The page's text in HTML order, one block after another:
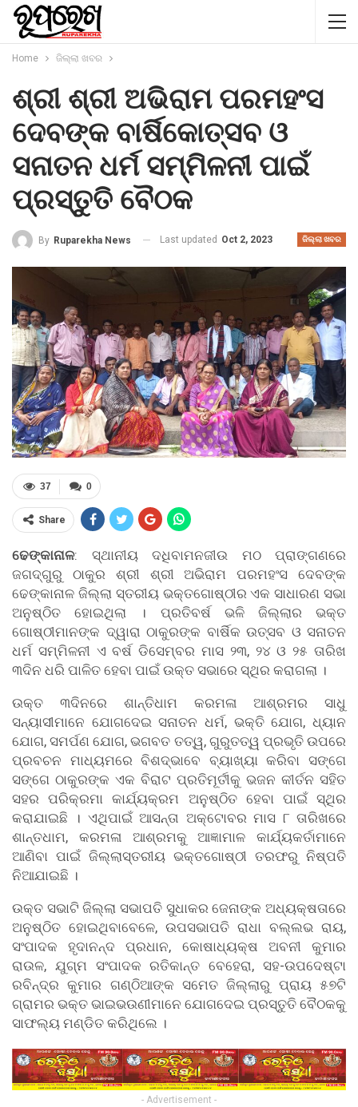
Home ଜିଲ୍ଲା ଖବର
ଶ୍ରୀ ଶ୍ରୀ ଅଭିରାମ ପରମହଂସ
ଦେବଙ୍କ ବାର୍ଷିକୋତ୍ସବ ଓ
ସନାତନ ଧର୍ମ ସମ୍ମିଳନୀ ପାଇଁ
ପ୍ରସ୍ତୁତି ବୈଠକ
ଜିଲ୍ଲା ଖବର
By Ruparekha News Last updated Oct 2, 2023
0
37
Share
ଢେଙ୍କାନାଳ: ସ୍ଥାନୀୟ ଦଧିବାମନଜୀଉ ମଠ ପ୍ରାଙ୍ଗଣରେ
ଜଗଦ୍ଗୁରୁ ଠାକୁର ଶ୍ରୀ ଶ୍ରୀ ଅଭିରାମ ପରମହଂସ ଦେବଙ୍କ
ଢେଙ୍କାନାଳ ଜିଲ୍ଲା ସ୍ତରୀୟ ଭକ୍ତଗୋଷ୍ଠୀର ଏକ ସାଧାରଣ ସଭା
ଅନୁଷ୍ଠିତ ହୋଇଥିଲା । ପ୍ରତିବର୍ଷ ଭଳି ଜିଲ୍ଲାର ଭକ୍ତ
ଗୋଷ୍ଠୀମାନଙ୍କ ଦ୍ୱାରା ଠାକୁରଙ୍କ ବାର୍ଷିକ ଉତ୍ସବ ଓ ସନାତନ
ଧର୍ମ ସମ୍ମିଳନୀ ଏ ବର୍ଷ ଡିସେମ୍ବର ମାସ ୨୩, ୨୪ ଓ ୨୫ ତାରିଖ
୩ଦିନ ଧରି ପାଳିତ ହେବା ପାଇଁ ଉକ୍ତ ସଭାରେ ସ୍ଥିର କରାଗଲା ।
ଉକ୍ତ ୩ଦିନରେ ଶାନ୍ତିଧାମ କରମଳା ଆଶ୍ରମର ସାଧୁ
ସନ୍ୟାସୀମାନେ ଯୋଗଦେଇ ସନାତନ ଧର୍ମ, ଭକ୍ତି ଯୋଗ, ଧ୍ୟାନ
ଯୋଗ, ସମର୍ପଣ ଯୋଗ, ଭଗବତ ତତ୍ୱ, ଗୁରୁତତ୍ୱ ପ୍ରଭୃତି ଉପରେ
ପ୍ରବଚନ ମାଧ୍ୟମରେ ବିଶଦ୍ଭାବେ ବ୍ୟାଖ୍ୟା କରିବା ସଙ୍ଗେ
ସଙ୍ଗେ ଠାକୁରଙ୍କ ଏକ ବିରାଟ ପ୍ରତିମୂର୍ତୀକୁ ଭଜନ କୀର୍ତନ ସହିତ
ସହର ପରିକ୍ରମା କାର୍ଯ୍ୟକ୍ରମ ଅନୁଷ୍ଠିତ ହେବା ପାଇଁ ସ୍ଥିର
କରାଯାଇଛି । ଏଥିପାଇଁ ଆସନ୍ତା ଅକ୍ଟୋବର ମାସ ୮ ତାରିଖରେ
ଶାନ୍ତଧାମ, କରମଳା ଆଶ୍ରମକୁ ଆଜ୍ଞାମାଳ କାର୍ଯ୍ୟକର୍ତାମାନେ
ଆଣିବା ପାଇଁ ଜିଲ୍ଲାସ୍ତରୀୟ ଭକ୍ତଗୋଷ୍ଠୀ ତରଫରୁ ନିଷ୍ପତି
ନିଆଯାଇଛି ।
ଉକ୍ତ ସଭାଟି ଜିଲ୍ଲା ସଭାପତି ସୁଧାକର ଜେନାଙ୍କ ଅଧ୍ୟକ୍ଷତାରେ
ଅନୁଷ୍ଠିତ ହୋଇଥିବାବେଳେ, ଉପସଭାପତି ରାଧା ବଲ୍ଲଭ ରାୟ,
ସଂପାଦକ ହୃଦାନନ୍ଦ ପ୍ରଧାନ, କୋଷାଧ୍ୟକ୍ଷ ଅବନୀ କୁମାର
ରାଉଳ, ଯୁଗ୍ମ ସଂପାଦକ ରତିକାନ୍ତ ବେହେରା, ସହ-ଉପଦେଷ୍ଟା
ରବିନ୍ଦ୍ର କୁମାର ଗଣ୍ଠିଆଙ୍କ ସମେତ ଜିଲ୍ଲାରୁ ପ୍ରାୟ ୫୭ଟି
ଗ୍ରାମର ଭକ୍ତ ଭାଇଭଉଣୀମାନେ ଯୋଗଦେଇ ପ୍ରସ୍ତୁତି ବୈଠକକୁ
ସାଫଲ୍ୟ ମଣ୍ଡିତ କରିଥିଲେ ।
- Advertisement -